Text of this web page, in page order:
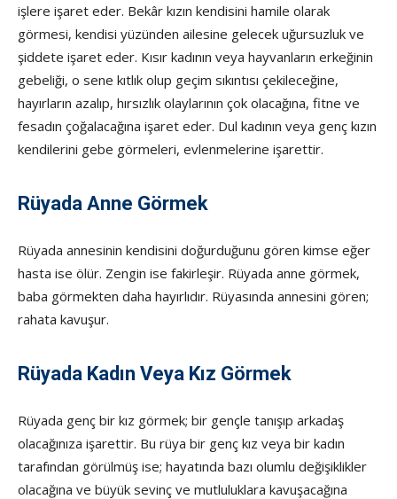
işlere işaret eder. Bekâr kızın kendisini hamile olarak
görmesi, kendisi yüzünden ailesine gelecek uğursuzluk ve
şiddete işaret eder. Kısır kadının veya hayvanların erkeğinin
gebeliği, o sene kıtlık olup geçim sıkıntısı çekileceğine,
hayırların azalıp, hırsızlık olaylarının çok olacağına, fitne ve
fesadın çoğalacağına işaret eder. Dul kadının veya genç kızın
kendilerini gebe görmeleri, evlenmelerine işarettir.
Rüyada Anne Görmek
Rüyada annesinin kendisini doğurduğunu gören kimse eğer
hasta ise ölür. Zengin ise fakirleşir. Rüyada anne görmek,
baba görmekten daha hayırlıdır. Rüyasında annesini gören;
rahata kavuşur.
Rüyada Kadın Veya Kız Görmek
Rüyada genç bir kız görmek; bir gençle tanışıp arkadaş
olacağınıza işarettir. Bu rüya bir genç kız veya bir kadın
tarafından görülmüş ise; hayatında bazı olumlu değişiklikler
olacağına ve büyük sevinç ve mutluluklara kavuşacağına